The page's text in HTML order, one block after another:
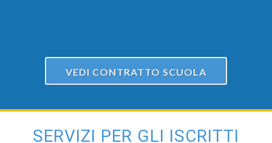
VEDI CONTRATTO SCUOLA
SERVIZI PER GLI ISCRITTI